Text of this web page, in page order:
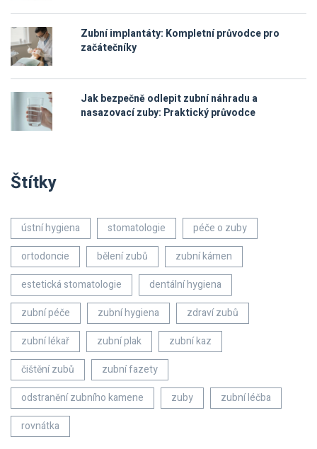
Zubní implantáty: Kompletní průvodce pro
začátečníky
Jak bezpečně odlepit zubní náhradu a
nasazovací zuby: Praktický průvodce
Štítky
ústní hygiena stomatologie
péče o zuby
ortodoncie
bělení zubů
zubní kámen
estetická stomatologie
dentální hygiena
zubní péče
zubní hygiena
zdraví zubů
zubní lékař
zubní plak
zubní kaz
čištění zubů
zubní fazety
odstranění zubního kamene
zuby
zubní léčba
rovnátka